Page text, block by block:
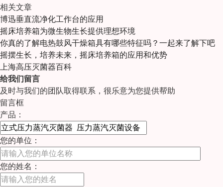
相关文章
博迅垂直流净化工作台的应用
摇床培养箱为微生物生长提供理想环境
你真的了解电热鼓风干燥箱具有哪些特征吗？一起来了解下吧
摇摆生长，培养未来，摇床培养箱的应用和优势
上海高压灭菌器百科
给我们留言
及时与我们的团队取得联系，很乐意为您提供帮助
留言框
产品：
您的单位：
您的姓名：